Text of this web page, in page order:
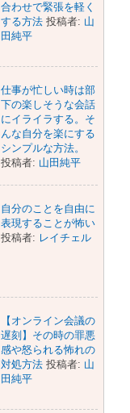
合わせで緊張を軽く
する方法 投稿者: 山
田純平
仕事が忙しい時は部
下の楽しそうな会話
にイライラする。そ
んな自分を楽にする
シンプルな方法。
投稿者: 山田純平
自分のことを自由に
表現することが怖い
投稿者: レイチェル
【オンライン会議の
遅刻】その時の罪悪
感や怒られる怖れの
対処方法 投稿者: 山
田純平